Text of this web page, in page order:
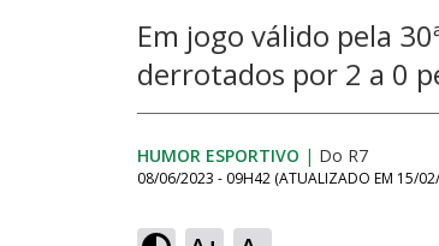
Em jogo válido pela
derrotados por 2 a 0
HUMOR ESPORTIVO | Do R7
08/06/2023 - 09H42 (ATUALIZADO EM 15/